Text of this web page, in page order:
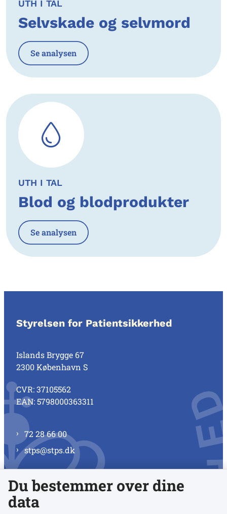
UTH I TAL
Selvskade og selvmord
Se analysen
UTH I TAL
Blod og blodprodukter
Se analysen
Styrelsen for Patientsikkerhed
Islands Brygge 67
2300 København S
CVR: 37105562
EAN: 5798000363311
72 28 66 00
stps@stps.dk
Se alle kontaktnumre
Du bestemmer over dine
data